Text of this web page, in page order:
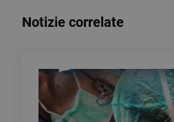
Notizie correlate